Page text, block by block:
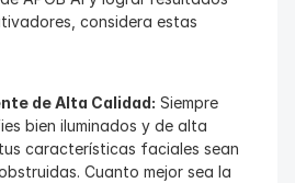
considera estas
de Alta Calidad: Siempre
bien iluminados y de alta
características faciales sean
Cuanto mejor sea la